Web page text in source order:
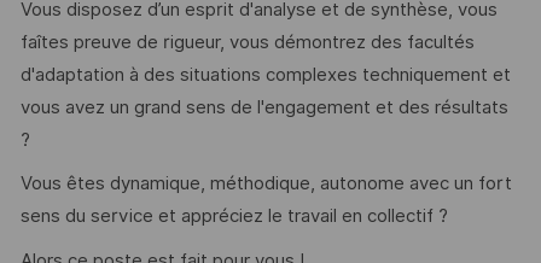
Vous disposez d’un esprit d'analyse et de synthèse, vous
faîtes preuve de rigueur, vous démontrez des facultés
d'adaptation à des situations complexes techniquement et
vous avez un grand sens de l'engagement et des résultats
?
Vous êtes dynamique, méthodique, autonome avec un fort
sens du service et appréciez le travail en collectif ?